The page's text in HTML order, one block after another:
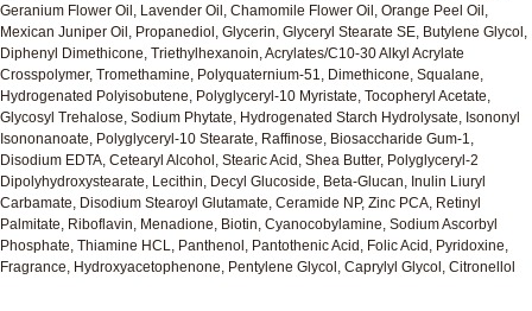
Geranium Flower Oil, Lavender Oil, Chamomile Flower Oil, Orange Peel Oil,
Mexican Juniper Oil, Propanediol, Glycerin, Glyceryl Stearate SE, Butylene Glycol,
Diphenyl Dimethicone, Triethylhexanoin, Acrylates/C10-30 Alkyl Acrylate
Crosspolymer, Tromethamine, Polyquaternium-51, Dimethicone, Squalane,
Hydrogenated Polyisobutene, Polyglyceryl-10 Myristate, Tocopheryl Acetate,
Glycosyl Trehalose, Sodium Phytate, Hydrogenated Starch Hydrolysate, Isononyl
Isononanoate, Polyglyceryl-10 Stearate, Raffinose, Biosaccharide Gum-1,
Disodium EDTA, Cetearyl Alcohol, Stearic Acid, Shea Butter, Polyglyceryl-2
Dipolyhydroxystearate, Lecithin, Decyl Glucoside, Beta-Glucan, Inulin Liuryl
Carbamate, Disodium Stearoyl Glutamate, Ceramide NP, Zinc PCA, Retinyl
Palmitate, Riboflavin, Menadione, Biotin, Cyanocobylamine, Sodium Ascorbyl
Phosphate, Thiamine HCL, Panthenol, Pantothenic Acid, Folic Acid, Pyridoxine,
Fragrance, Hydroxyacetophenone, Pentylene Glycol, Caprylyl Glycol, Citronellol